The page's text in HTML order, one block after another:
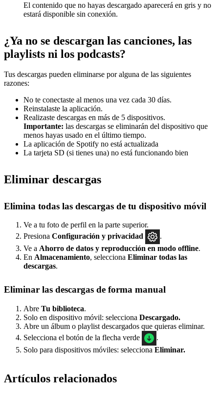
El contenido que no hayas descargado aparecerá en gris y no
estará disponible sin conexión.
¿Ya no se descargan las canciones, las
playlists ni los podcasts?
Tus descargas pueden eliminarse por alguna de las siguientes
razones:
No te conectaste al menos una vez cada 30 días.
Reinstalaste la aplicación.
Realizaste descargas en más de 5 dispositivos.
Importante: las descargas se eliminarán del dispositivo que
menos hayas usado en el último tiempo.
La aplicación de Spotify no está actualizada
La tarjeta SD (si tienes una) no está funcionando bien
Eliminar descargas
Elimina todas las descargas de tu dispositivo móvil
Ve a tu foto de perfil en la parte superior.
Presiona Configuración y privacidad
.
Ve a Ahorro de datos y reproducción en modo offline.
En Almacenamiento, selecciona Eliminar todas las
descargas.
Eliminar las descargas de forma manual
Abre Tu biblioteca.
Solo en dispositivo móvil: selecciona Descargado.
Abre un álbum o playlist descargados que quieras eliminar.
Selecciona el botón de la flecha verde
.
Solo para dispositivos móviles: selecciona Eliminar.
Artículos relacionados